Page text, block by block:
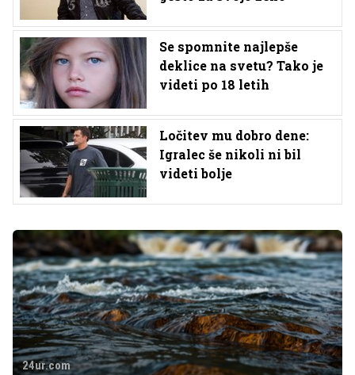
Se spomnite najlepše
deklice na svetu? Tako je
videti po 18 letih
Ločitev mu dobro dene:
Igralec še nikoli ni bil
videti bolje
24ur.com